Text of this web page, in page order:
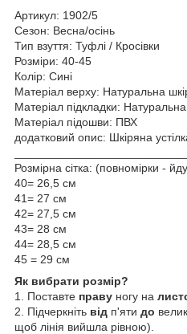
Артикул: 1902/5
Сезон: Весна/осінь
Тип взуття: Туфлі / Кросівки
Розміри: 40-45
Колір: Сині
Матеріал верху: Натуральна
Матеріал підкладки:
Матеріал підошви: ПВХ
додатковий опис: Шкіряна
Розмірна сітка: (повномірки -
40= 26,5 см
41= 27 см
42= 27,5 см
43= 28 см
44= 28,5 см
45 = 29 см
Як вибрати розмір?
1. Поставте праву ногу на
2. Підчеркніть від п'яти до
щоб лінія вийшла рівною).